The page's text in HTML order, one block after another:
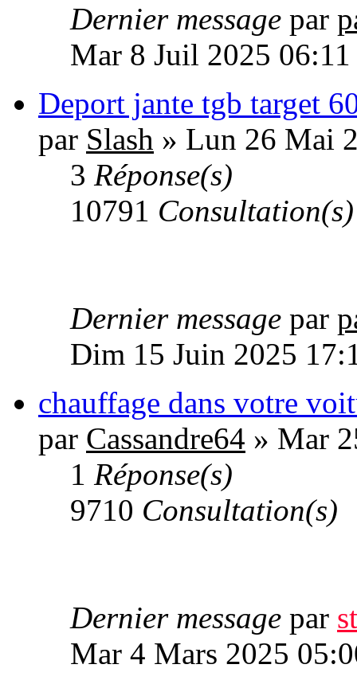
Dernier message par
Mar 8 Juil 2025 06:11
Deport jante tgb target
par Slash » Lun 26 Mai
3 Réponse(s)
10791 Consultation(s)
Dernier message par
Dim 15 Juin 2025
chauffage dans votre
par Cassandre64 » Mar
1 Réponse(s)
9710 Consultation(s)
Dernier message par
Mar 4 Mars 2025